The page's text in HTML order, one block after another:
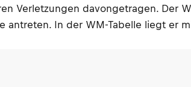
Verletzungen davongetragen. Der
In der WM-Tabelle liegt er